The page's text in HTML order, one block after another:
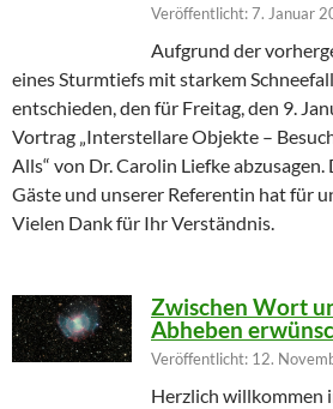
Veröffentlicht: 7. Januar
Aufgrund der
eines Sturmtiefs mit starkem
entschieden, den für Freitag, den 9.
Vortrag „Interstellare Objekte –
Alls“ von Dr. Carolin Liefke
Gäste und unserer Referentin hat für
Vielen Dank für Ihr Verständnis.
Zwischen Wort
Abheben
Veröffentlicht: 12.
Herzlich willkommen